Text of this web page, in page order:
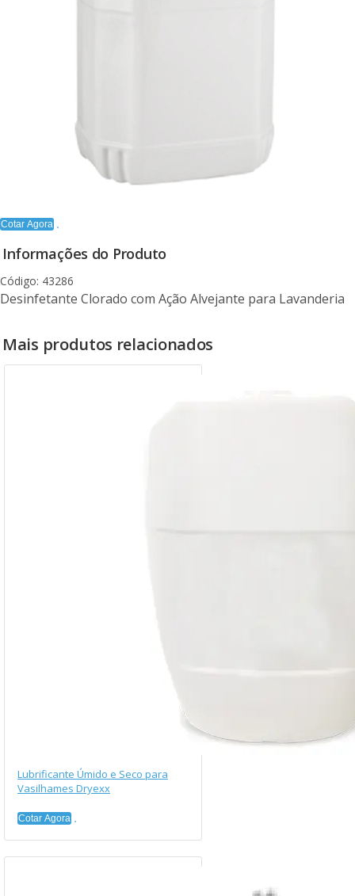
Cotar Agora
Informações do Produto
Código: 43286
Desinfetante Clorado com Ação Alvejante para Lavanderia
Mais produtos relacionados
Lubrificante Úmido e Seco para
Vasilhames Dryexx
Cotar Agora